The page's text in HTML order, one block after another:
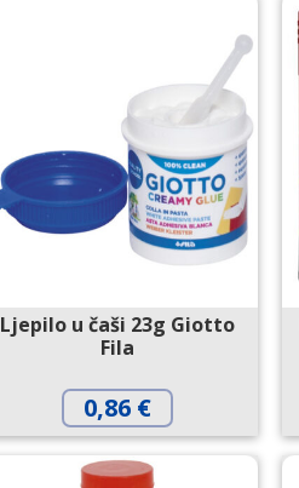
Ljepilo u čaši 23g Giotto
Fila
0,86 €